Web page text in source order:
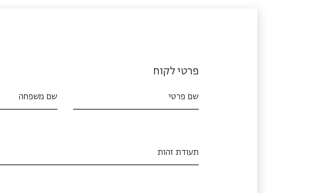
פרטי לקוח
שם פרטי שם משפחה
תעודת זהות